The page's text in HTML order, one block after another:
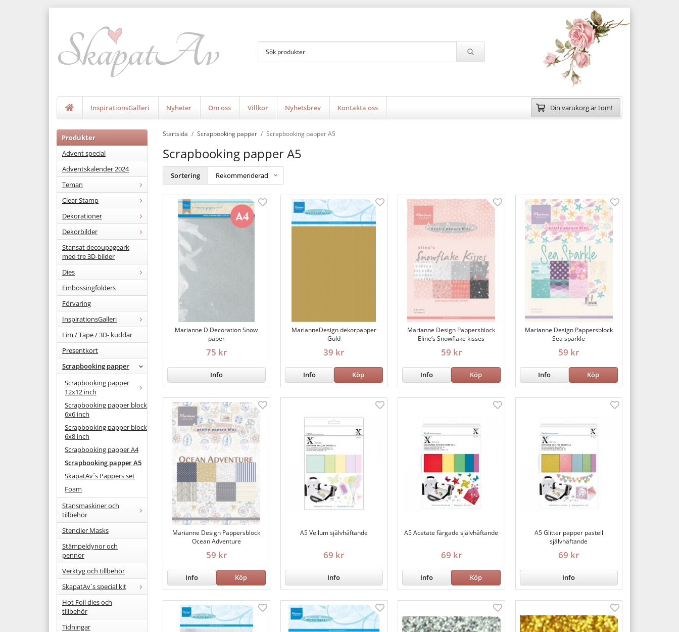
InspirationsGalleri Nyheter Om oss Villkor Nyhetsbrev Kontakta oss Din varukorg är tom!
Produkter
Advent special
Adventskalender 2024
Teman
Clear Stamp
Dekorationer
Dekorbilder
Stansat decoupageark
med tre 3D-bilder
Dies
Embossingfolders
Förvaring
InspirationsGalleri
Lim / Tape / 3D- kuddar
Presentkort
Scrapbooking papper
Scrapbooking papper
12x12 inch
Scrapbooking papper block
6x6 inch
Scrapbooking papper block
6x8 inch
Scrapbooking papper A4
Scrapbooking papper A5
SkapatAv´s Pappers set
Foam
Stansmaskiner och
tillbehör
Stenciler Masks
Stämpeldynor och
pennor
Verktyg och tillbehör
SkapatAv´s special kit
Hot Foil dies och
tillbehör
Tidningar
Startsida / Scrapbooking papper / Scrapbooking papper A5
Scrapbooking papper A5
Sortering
Marianne D Decoration Snow
paper
75 kr
Info
MarianneDesign dekorpapper
Guld
39 kr
Info Köp
Marianne Design Pappersblock
Eline‘s Snowflake kisses
59 kr
Info Köp
Marianne Design Pappersblock
Sea sparkle
59 kr
Info Köp
Marianne Design Pappersblock
Ocean Adventure
59 kr
Info Köp
A5 Vellum självhäftande
69 kr
Info
A5 Acetate färgade självhäftande
69 kr
Info Köp
A5 Glitter papper pastell
självhäftande
69 kr
Info